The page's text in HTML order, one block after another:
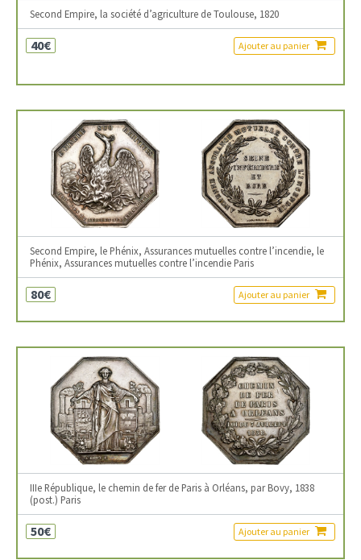
Second Empire, la société d’agriculture de Toulouse, 1820
40€ Ajouter au panier
Second Empire, le Phénix, Assurances mutuelles contre l’incendie, le
Phénix, Assurances mutuelles contre l’incendie Paris
80€ Ajouter au panier
IIIe République, le chemin de fer de Paris à Orléans, par Bovy, 1838
(post.) Paris
50€ Ajouter au panier